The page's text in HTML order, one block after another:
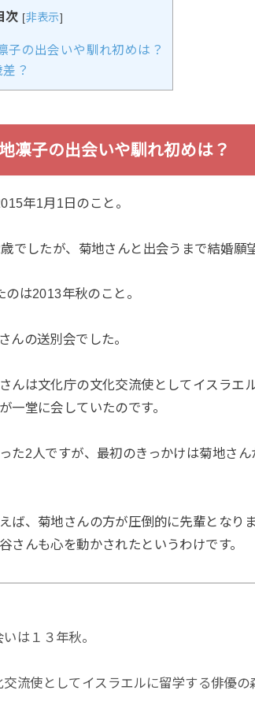
次 [非表示]
子の出会いや馴れ初めは？
？
凛子の出会いや馴れ初めは？
年1月1日のこと。
でしたが、菊地さんと出会うまで結婚願
は2013年秋のこと。
んの送別会でした。
んは文化庁の文化交流使としてイスラエ
一堂に会していたのです。
た2人ですが、最初のきっかけは菊地さ
ば、菊地さんの方が圧倒的に先輩となり
さんも心を動かされたというわけです。
いは１３年秋。
流使としてイスラエルに留学する俳優の